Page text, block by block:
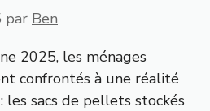
par Ben
2025, les ménages
confrontés à une réalité
les sacs de pellets stockés